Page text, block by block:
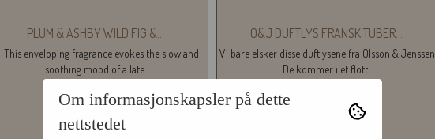
PLUM & ASHBY WILD FIG &...
This enveloping fragrance evokes the slow and
soothing mood of a late...
499,-
KJØP
O&J DUFTLYS FRANSK TUBER...
Vi bare elsker disse duftlysene fra Olsson & Jenssen.
De kommer i et flott...
Om informasjonskapsler på dette
nettstedet